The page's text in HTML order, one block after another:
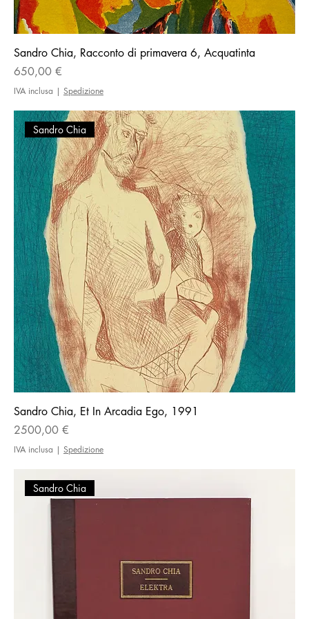
Sandro Chia, Racconto di primavera 6, Acquatinta
Prezzo
650,00 €
IVA inclusa | Spedizione
Sandro Chia
Sandro Chia, Et In Arcadia Ego, 1991
Prezzo
2500,00 €
IVA inclusa | Spedizione
Sandro Chia